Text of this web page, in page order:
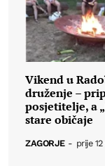
Vikend u
druženje –
posjetitelje, a
stare običaje
ZAGORJE - prije